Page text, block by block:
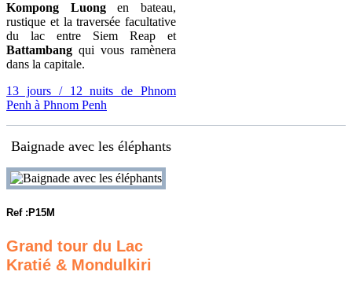
Kompong Luongen bateau,
rustique et la traversée facultative
du lac entre Siem Reap et
Battambang qui vous ramènera
dans la capitale.
13 jours / 12 nuits de Phnom
Penh à Phnom Penh
Baignade avec les éléphants
Ref :P15M
Grand tour du Lac
Kratié & Mondulkiri